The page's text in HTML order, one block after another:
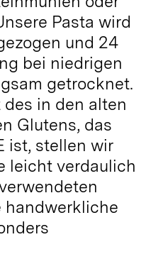
Pasta wird
und 24
bei niedrigen
getrocknet.
in den alten
Glutens, das
ist, stellen wir
leicht verdaulich
handwerkliche